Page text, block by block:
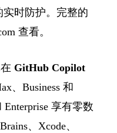
实时防护。完整的
查看。
GitHub Copilot
、Business 和
Enterprise 享有零数
、Xcode、